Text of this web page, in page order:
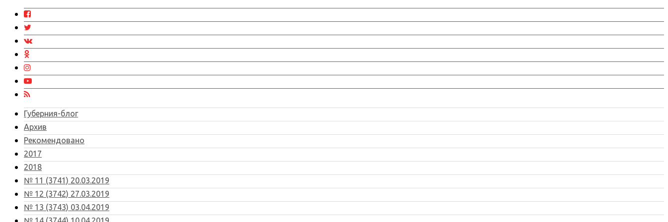
Губерния-блог
Архив
Рекомендовано
2017
2018
№ 11 (3741) 20.03.2019
№ 12 (3742) 27.03.2019
№ 13 (3743) 03.04.2019